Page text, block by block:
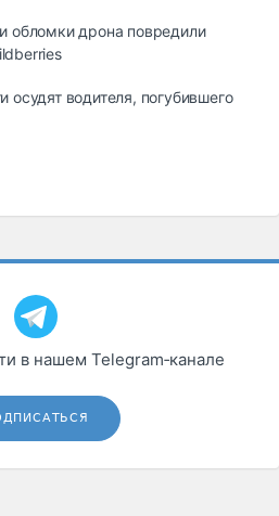
обломки дрона повредили
осудят водителя, погубившего
в нашем Telegram‑канале